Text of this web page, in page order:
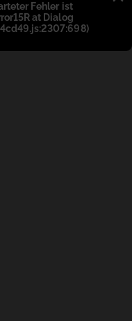
Fehler ist
at Dialog